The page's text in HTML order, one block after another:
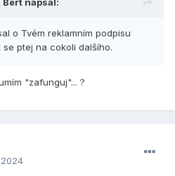
Bert napsal:
o Tvém reklamním podpisu
ptej na cokoli dalšího.
"zafunguj"... ?